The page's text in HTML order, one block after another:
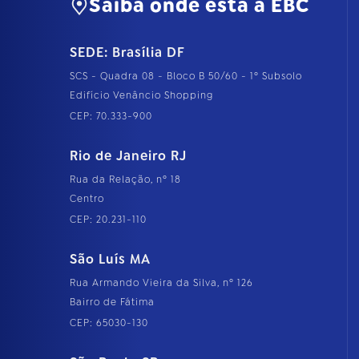
Saiba onde está a EBC
SEDE: Brasília DF
SCS - Quadra 08 - Bloco B 50/60 - 1º Subsolo
Edifício Venâncio Shopping
CEP: 70.333-900
Rio de Janeiro RJ
Rua da Relação, nº 18
Centro
CEP: 20.231-110
São Luís MA
Rua Armando Vieira da Silva, nº 126
Bairro de Fátima
CEP: 65030-130